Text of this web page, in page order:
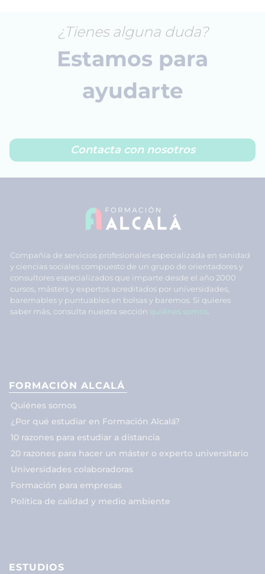
¿Tienes alguna duda?
Estamos para
ayudarte
Contacta con nosotros
Compañía de servicios profesionales especializada en sanidad
y ciencias sociales compuesto de un grupo de orientadores y
consultores especializados que imparte desde el año 2000
cursos, másters y expertos acreditados por universidades,
baremables y puntuables en bolsas y baremos. Si quieres
saber más, consulta nuestra sección quiénes somos
FORMACIÓN ALCALÁ
Quiénes somos
¿Por qué estudiar en Formación Alcalá?
10 razones para estudiar a distancia
20 razones para hacer un máster o experto universitario
Universidades colaboradoras
Formación para empresas
Política de calidad y medio ambiente
ESTUDIOS